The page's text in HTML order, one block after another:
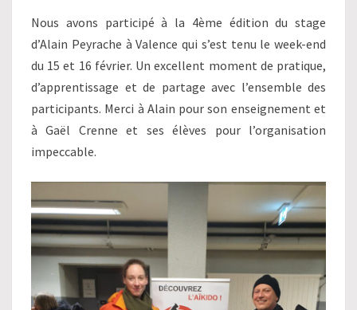
Nous avons participé à la 4ème édition du stage
d’Alain Peyrache à Valence qui s’est tenu le week-end
du 15 et 16 février. Un excellent moment de pratique,
d’apprentissage et de partage avec l’ensemble des
participants. Merci à Alain pour son enseignement et
à Gaël Crenne et ses élèves pour l’organisation
impeccable.